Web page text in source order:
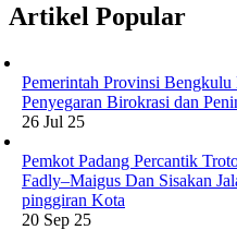
Artikel Popular
Pemerintah Provinsi
Penyegaran Birokrasi dan
26 Jul 25
Pemkot Padang Percantik
Fadly–Maigus Dan Sisakan
pinggiran Kota
20 Sep 25